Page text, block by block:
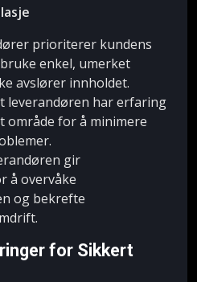
prioriterer kundens
enkel, umerket
avslører innholdet.
leverandøren har erfaring
område for å minimere
gir
å overvåke
og bekrefte
for Sikkert